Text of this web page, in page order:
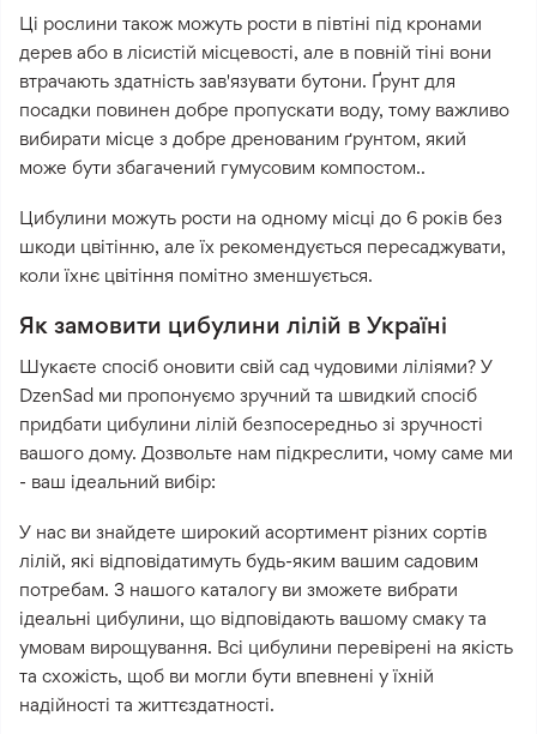
Ці рослини також можуть рости в півтіні під кронами
дерев або в лісистій місцевості, але в повній тіні вони
втрачають здатність зав'язувати бутони. Ґрунт для
посадки повинен добре пропускати воду, тому важливо
вибирати місце з добре дренованим ґрунтом, який
може бути збагачений гумусовим компостом..
Цибулини можуть рости на одному місці до 6 років без
шкоди цвітінню, але їх рекомендується пересаджувати,
коли їхнє цвітіння помітно зменшується.
Як замовити цибулини лілій в Україні
Шукаєте спосіб оновити свій сад чудовими ліліями? У
DzenSad ми пропонуємо зручний та швидкий спосіб
придбати цибулини лілій безпосередньо зі зручності
вашого дому. Дозвольте нам підкреслити, чому саме ми
- ваш ідеальний вибір:
У нас ви знайдете широкий асортимент різних сортів
лілій, які відповідатимуть будь-яким вашим садовим
потребам. З нашого каталогу ви зможете вибрати
ідеальні цибулини, що відповідають вашому смаку та
умовам вирощування. Всі цибулини перевірені на якість
та схожість, щоб ви могли бути впевнені у їхній
надійності та життєздатності.